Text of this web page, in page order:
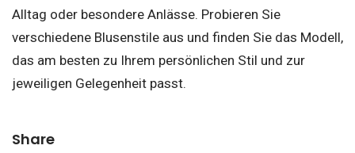
Alltag oder besondere Anlässe. Probieren Sie
verschiedene Blusenstile aus und finden Sie das Modell,
das am besten zu Ihrem persönlichen Stil und zur
jeweiligen Gelegenheit passt.
Share